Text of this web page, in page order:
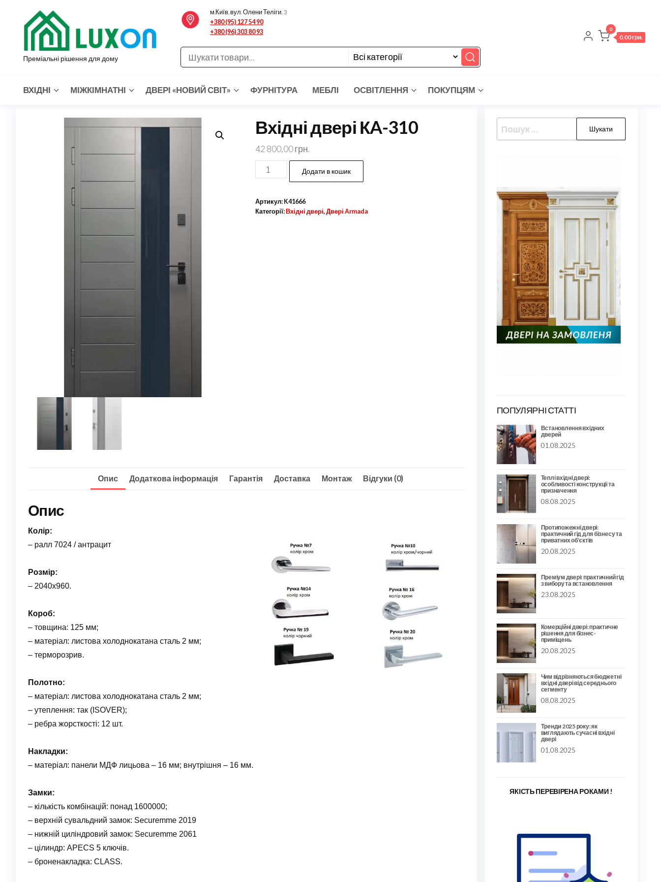
Преміальні рішення для дому
м.Київ, вул. Олени Теліги, 3
+380 (95) 127 54 90
+380 (96) 303 80 93
0
0,00 грн.
ВХІДНІ МІЖКІМНАТНІ ДВЕРІ «НОВИЙ СВІТ» ФУРНІТУРА МЕБЛІ ОСВІТЛЕННЯ ПОКУПЦЯМ
Вхідні двері КA-310
42 800,00грн.
Вхідні
двері
310
Додати в кошик
Артикул: K41666
Категорії: Вхідні двері, Двері Armada
Опис Додаткова інформація Гарантія Доставка Монтаж Відгуки (0)
Опис
Колір:
– ралл 7024 / антрацит
Розмір:
– 2040х960.
Короб:
– товщина: 125 мм;
– матеріал: листова холоднокатана сталь 2 мм;
– терморозрив.
Полотно:
– матеріал: листова холоднокатана сталь 2 мм;
– утеплення: так (ISOVER);
– ребра жорсткості: 12 шт.
Накладки:
– матеріал: панели МДФ лицьова – 16 мм; внутрішня – 16 мм.
Замки:
– кількість комбінацій: понад 1600000;
– верхній сувальдний замок: Securemme 2019
– нижній циліндровий замок: Securemme 2061
– цілиндр: APECS 5 ключів.
– броненакладка: CLASS.
Пошук:
ПОПУЛЯРНІ СТАТТІ
Встановлення вхідних
дверей
01.08.2025
Теплі вхідні двері:
особливості конструкції та
призначення
08.08.2025
Протипожежні двері:
практичний гід для бізнесу та
приватних об’єктів
20.08.2025
Преміум двері: практичний гід
з вибору та встановлення
23.08.2025
Комерційні двері: практичне
рішення для бізнес-
приміщень
20.08.2025
Чим відрізняються бюджетні
вхідні двері від середнього
сегменту
08.08.2025
Тренди 2025 року: як
виглядають сучасні вхідні
двері
01.08.2025
ЯКІСТЬ ПЕРЕВІРЕНА РОКАМИ !